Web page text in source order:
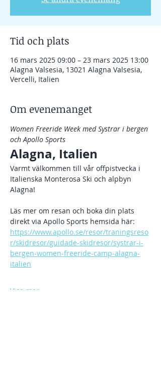
Tid och plats
16 mars 2025 09:00 – 23 mars 2025 13:00
Alagna Valsesia, 13021 Alagna Valsesia,
Vercelli, Italien
Om evenemanget
Women Freeride Week med Systrar i bergen
och Apollo Sports
Alagna, Italien
Varmt välkommen till vår offpistvecka i
Italienska Monterosa Ski och alpbyn
Alagna!
Läs mer om resan och boka din plats
direkt via Apollo Sports hemsida här:
https://www.apollo.se/resor/traningsreso
r/skidresor/guidade-skidresor/systrar-i-
bergen-women-freeride-camp-alagna-
italien
Visa mer